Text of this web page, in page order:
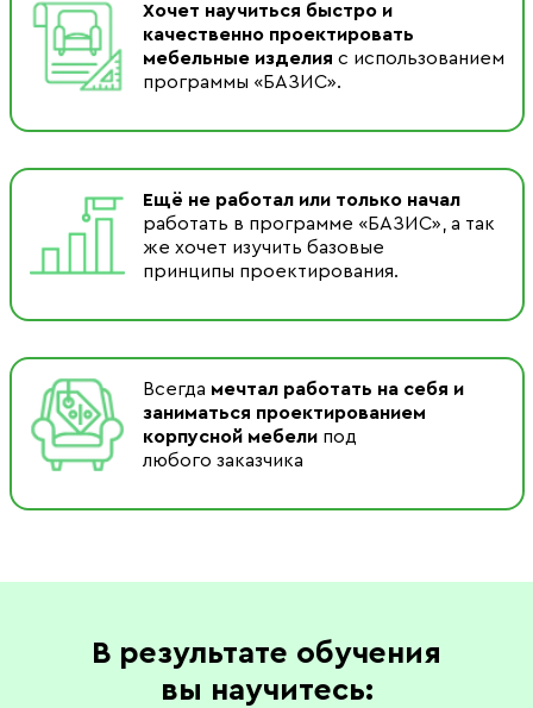
Хочет научиться быстро и
качественно проектировать
мебельные изделия с использованием
программы «БАЗИС».
Ещё не работал или только начал
работать в программе «БАЗИС», а так
же хочет изучить базовые
принципы проектирования.
Всегда мечтал работать на себя и
заниматься проектированием
корпусной мебелипод
любого заказчика
В результате обучения
вы научитесь: